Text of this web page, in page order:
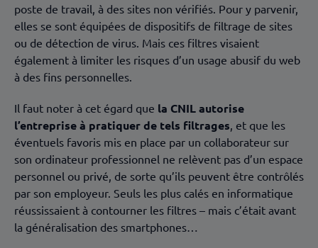
poste de travail, à des sites non vérifiés. Pour y parvenir,
elles se sont équipées de dispositifs de filtrage de sites
ou de détection de virus. Mais ces filtres visaient
également à limiter les risques d’un usage abusif du web
à des fins personnelles.
Il faut noter à cet égard que la CNIL autorise
l’entreprise à pratiquer de tels filtrages, et que les
éventuels favoris mis en place par un collaborateur sur
son ordinateur professionnel ne relèvent pas d’un espace
personnel ou privé, de sorte qu’ils peuvent être contrôlés
par son employeur. Seuls les plus calés en informatique
réussissaient à contourner les filtres – mais c’était avant
la généralisation des smartphones…